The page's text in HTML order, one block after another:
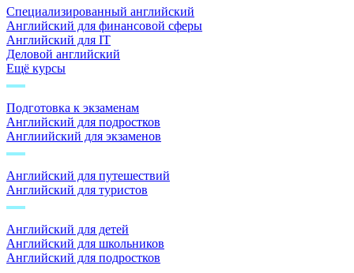
Специализированный английский
Английский для финансовой сферы
Английский для IT
Деловой английский
Ещё курсы
Подготовка к экзаменам
Английский для подростков
Англиийский для экзаменов
Английский для путешествий
Английский для туристов
Английский для детей
Английский для школьников
Английский для подростков